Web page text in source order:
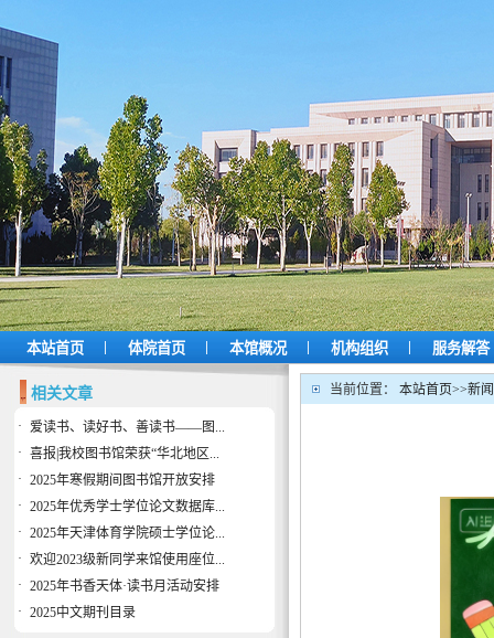
本站首页 | 体院首页 | 本馆概况 | 机构组织 | 服务解答
相关文章
· 爱读书、读好书、善读书——图...
· 喜报|我校图书馆荣获“华北地区...
· 2025年寒假期间图书馆开放安排
· 2025年优秀学士学位论文数据库...
· 2025年天津体育学院硕士学位论...
· 欢迎2023级新同学来馆使用座位...
· 2025年书香天体·读书月活动安排
· 2025中文期刊目录
当前位置： 本站首页>>新